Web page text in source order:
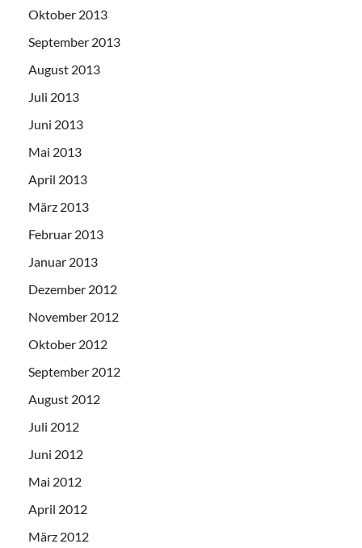
Oktober 2013
September 2013
August 2013
Juli 2013
Juni 2013
Mai 2013
April 2013
März 2013
Februar 2013
Januar 2013
Dezember 2012
November 2012
Oktober 2012
September 2012
August 2012
Juli 2012
Juni 2012
Mai 2012
April 2012
März 2012